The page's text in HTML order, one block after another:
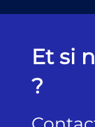
Et si
?